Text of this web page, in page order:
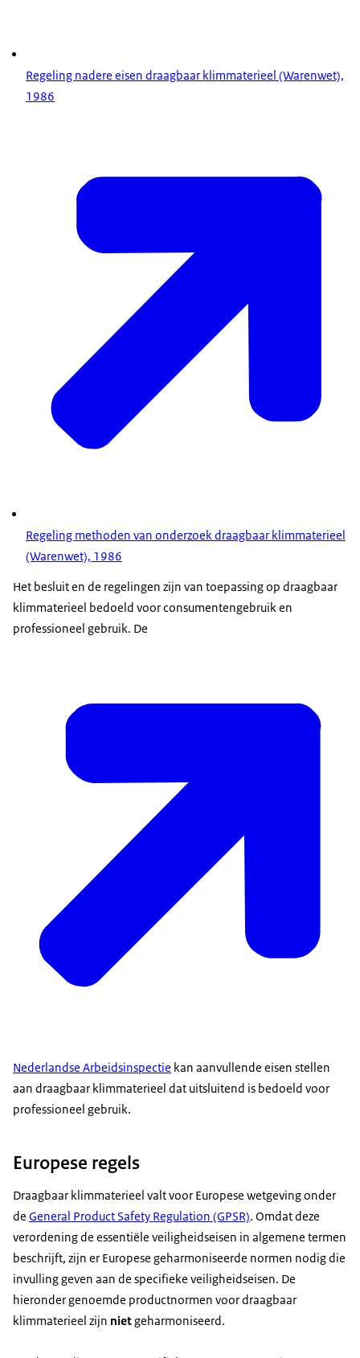
Regeling nadere eisen draagbaar klimmaterieel (Warenwet),
1986
Regeling methoden van onderzoek draagbaar klimmaterieel
(Warenwet), 1986
Het besluit en de regelingen zijn van toepassing op draagbaar
klimmaterieel bedoeld voor consumentengebruik en
professioneel gebruik. De
Nederlandse Arbeidsinspectie kan aanvullende eisen stellen
aan draagbaar klimmaterieel dat uitsluitend is bedoeld voor
professioneel gebruik.
Europese regels
Draagbaar klimmaterieel valt voor Europese wetgeving onder
de General Product Safety Regulation (GPSR). Omdat deze
verordening de essentiële veiligheidseisen in algemene termen
beschrijft, zijn er Europese geharmoniseerde normen nodig die
invulling geven aan de specifieke veiligheidseisen. De
hieronder genoemde productnormen voor draagbaar
klimmaterieel zijn nietgeharmoniseerd.